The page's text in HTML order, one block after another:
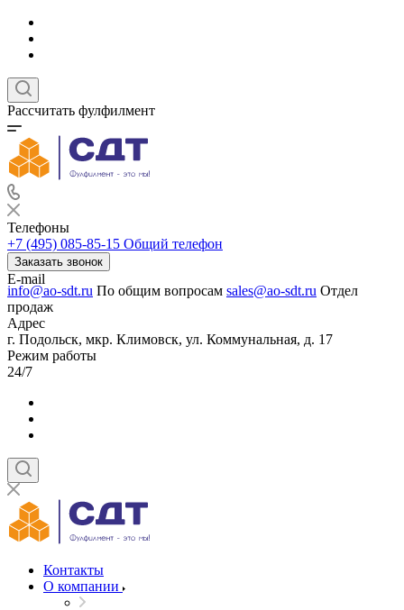
Рассчитать фулфилмент
Телефоны
+7 (495) 085-85-15 Общий телефон
Заказать звонок
E-mail
info@ao-sdt.ru По общим вопросам sales@ao-sdt.ru Отдел
продаж
Адрес
г. Подольск, мкр. Климовск, ул. Коммунальная, д. 17
Режим работы
24/7
Контакты
О компании